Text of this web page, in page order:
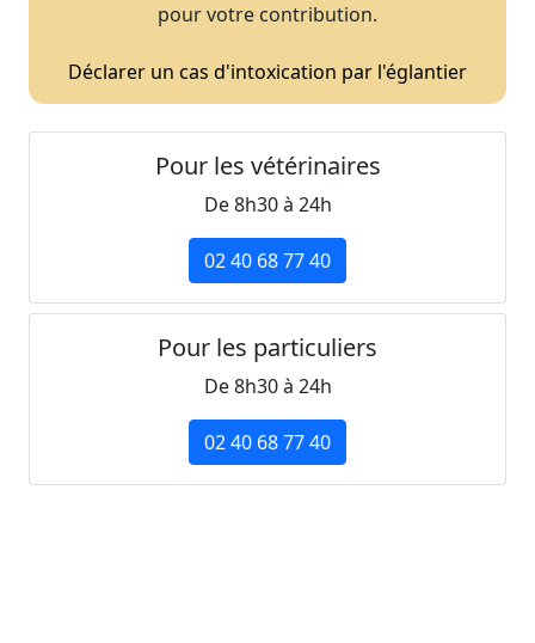
pour votre contribution.
Déclarer un cas d'intoxication par l'églantier
Pour les vétérinaires
De 8h30 à 24h
02 40 68 77 40
Pour les particuliers
De 8h30 à 24h
02 40 68 77 40